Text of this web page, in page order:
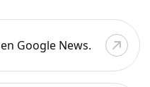
en Google News.